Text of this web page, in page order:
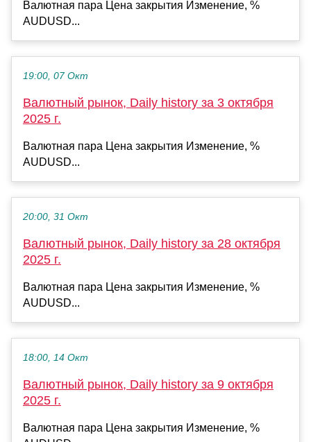
Валютная пара Цена закрытия Изменение, %
AUDUSD...
19:00, 07 Окт
Валютный рынок, Daily history за 3 октября
2025 г.
Валютная пара Цена закрытия Изменение, %
AUDUSD...
20:00, 31 Окт
Валютный рынок, Daily history за 28 октября
2025 г.
Валютная пара Цена закрытия Изменение, %
AUDUSD...
18:00, 14 Окт
Валютный рынок, Daily history за 9 октября
2025 г.
Валютная пара Цена закрытия Изменение, %